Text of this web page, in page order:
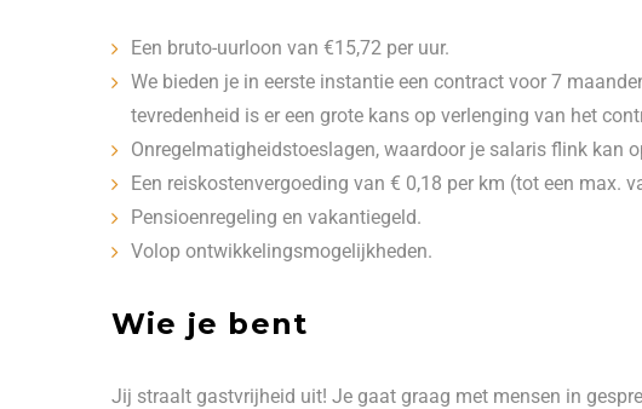
Een bruto-uurloon van €15,72 per uur.
We bieden je in eerste instantie een contract voor 7
tevredenheid is er een grote kans op verlenging van het
Onregelmatigheidstoeslagen, waardoor je salaris flink kan
Een reiskostenvergoeding van € 0,18 per km (tot een max.
Pensioenregeling en vakantiegeld.
Volop ontwikkelingsmogelijkheden.
Wie je bent
Jij straalt gastvrijheid uit! Je gaat graag met mensen in